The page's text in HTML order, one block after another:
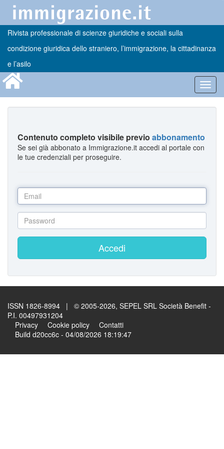
Rivista professionale di scienze giuridiche e sociali sulla
condizione giuridica dello straniero, l’immigrazione, la cittadinanza
e l’asilo
Contenuto completo visibile previo abbonamento
Se sei già abbonato a Immigrazione.it accedi al portale con
le tue credenziali per proseguire.
Accedi
ISSN 1826-8994 | © 2005-2026, SEPEL SRL Società Benefit -
P.I. 00497931204
Privacy
Cookie policy
Contatti
Build d20cc6c - 04/08/2026 18:19:47